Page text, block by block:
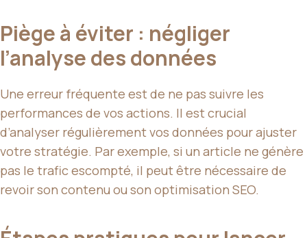
Piège à éviter : négliger
l’analyse des données
Une erreur fréquente est de ne pas suivre les
performances de vos actions. Il est crucial
d’analyser régulièrement vos données pour ajuster
votre stratégie. Par exemple, si un article ne génère
pas le trafic escompté, il peut être nécessaire de
revoir son contenu ou son optimisation SEO.